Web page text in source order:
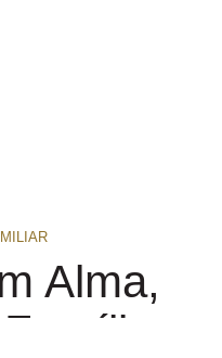
Alma,